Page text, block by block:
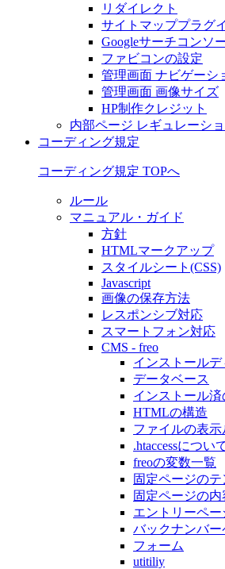
リダイレクト
サイトマッププラグ
Googleサーチコンソ
ファビコンの設定
管理画面 ナビゲーシ
管理画面 画像サイズ
HP制作クレジット
内部ページ レギュレーシ
コーディング規定
コーディング規定 TOPへ
ルール
マニュアル・ガイド
方針
HTMLマークアップ
スタイルシート(CSS)
Javascript
画像の保存方法
レスポンシブ対応
スマートフォン対応
CMS - freo
インストール
データベース
インストール
HTMLの構造
ファイルの表示
.htaccessについ
freoの変数一覧
固定ページのテ
固定ページの内
エントリーペー
バックナンバー
フォーム
utitiliy